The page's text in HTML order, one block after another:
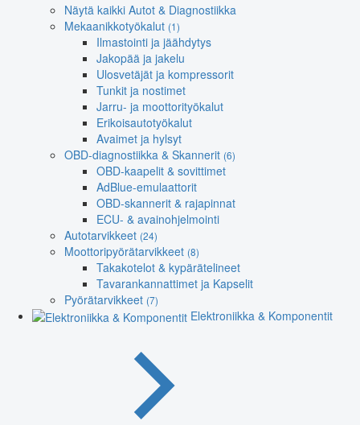
Näytä kaikki Autot & Diagnostiikka
Mekaanikkotyökalut (1)
Ilmastointi ja jäähdytys
Jakopää ja jakelu
Ulosvetäjät ja kompressorit
Tunkit ja nostimet
Jarru- ja moottorityökalut
Erikoisautotyökalut
Avaimet ja hylsyt
OBD-diagnostiikka & Skannerit (6)
OBD-kaapelit & sovittimet
AdBlue-emulaattorit
OBD-skannerit & rajapinnat
ECU- & avainohjelmointi
Autotarvikkeet (24)
Moottoripyörätarvikkeet (8)
Takakotelot & kypärätelineet
Tavarankannattimet ja Kapselit
Pyörätarvikkeet (7)
Elektroniikka & Komponentit